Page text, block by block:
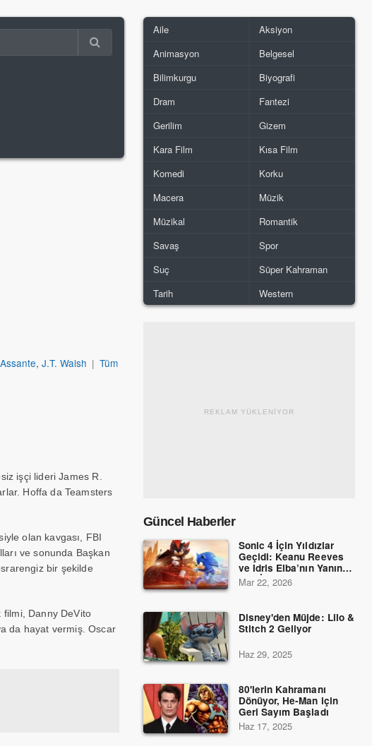
, J.T. Walsh | Tüm
işçi lideri James R.
Hoffa da Teamsters
olan kavgası, FBI
ve sonunda Başkan
bir şekilde
filmi, Danny DeVito
da hayat vermiş. Oscar
Aile
Aksiyon
Animasyon
Belgesel
Bilimkurgu
Biyografi
Dram
Fantezi
Gerilim
Gizem
Kara Film
Kısa Film
Komedi
Korku
Macera
Müzik
Müzikal
Romantik
Savaş
Spor
Suç
Süper Kahraman
Tarih
Western
REKLAM YÜKLENİYOR
Güncel Haberler
Sonic 4 İçin Yıldızlar
Geçidi: Keanu Reeves
ve Idris Elba’nın Yanına
Dev İsimler Katıldı!
Mar 22, 2026
Disney'den Müjde: Lilo &
Stitch 2 Geliyor
Haz 29, 2025
80'lerin Kahramanı
Dönüyor, He-Man için
Geri Sayım Başladı
Haz 17, 2025